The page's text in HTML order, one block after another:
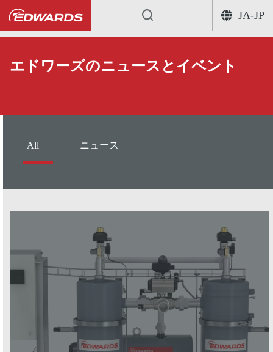
JA-JP
...
エドワーズのニュースとイベント
All ニュース